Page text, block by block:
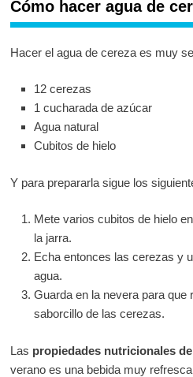
Cómo hacer agua de
Hacer el agua de cereza es muy
12 cerezas
1 cucharada de azúcar
Agua natural
Cubitos de hielo
Y para prepararla sigue los
Mete varios cubitos de hielo
la jarra.
Echa entonces las cerezas y
agua.
Guarda en la nevera para que
saborcillo de las cerezas.
Las propiedades nutricionales
verano es una bebida muy